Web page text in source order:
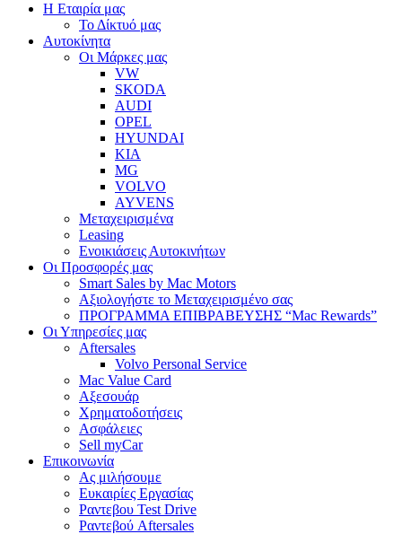
Η Εταιρία μας
Το Δίκτυό μας
Αυτοκίνητα
Οι Μάρκες μας
VW
SKODA
AUDI
OPEL
HYUNDAI
KIA
MG
VOLVO
AYVENS
Μεταχειρισμένα
Leasing
Ενοικιάσεις Αυτοκινήτων
Οι Προσφορές μας
Smart Sales by Mac Motors
Αξιολογήστε το Μεταχειρισμένο σας
ΠΡΟΓΡΑΜΜΑ ΕΠΙΒΡΑΒΕΥΣΗΣ “Mac Rewards”
Οι Υπηρεσίες μας
Aftersales
Volvo Personal Service
Mac Value Card
Αξεσουάρ
Χρηματοδοτήσεις
Ασφάλειες
Sell myCar
Επικοινωνία
Ας μιλήσουμε
Ευκαιρίες Εργασίας
Ραντεβου Test Drive
Ραντεβού Aftersales